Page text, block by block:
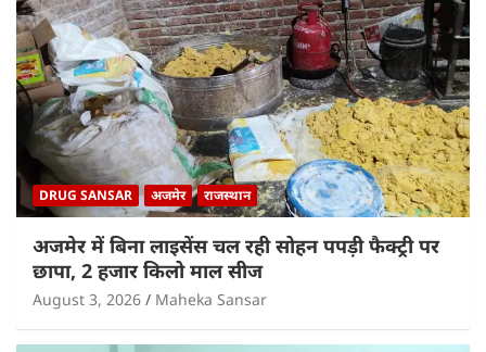
DRUG SANSAR अजमेर राजस्थान
अजमेर में बिना लाइसेंस चल रही सोहन पपड़ी फैक्ट्री पर
छापा, 2 हजार किलो माल सीज
August 3, 2026 Maheka Sansar